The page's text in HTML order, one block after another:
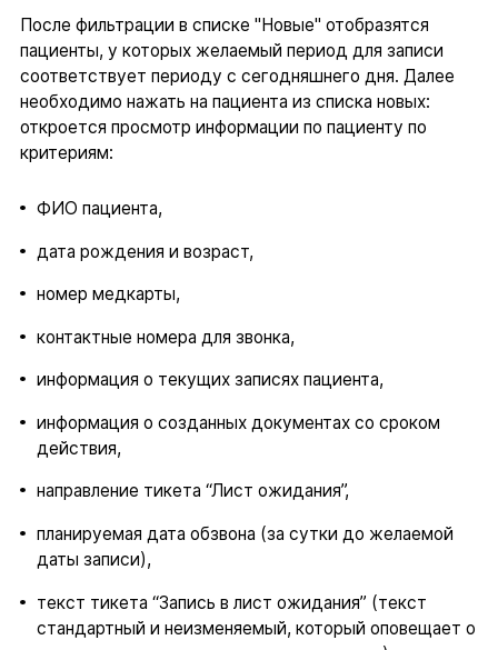
После фильтрации в списке "Новые" отобразятся
пациенты, у которых желаемый период для записи
соответствует периоду с сегодняшнего дня. Далее
необходимо нажать на пациента из списка новых:
откроется просмотр информации по пациенту по
критериям:
ФИО пациента,
дата рождения и возраст,
номер медкарты,
контактные номера для звонка,
информация о текущих записях пациента,
информация о созданных документах со сроком
действия,
направление тикета “Лист ожидания”,
планируемая дата обзвона (за сутки до желаемой
даты записи),
текст тикета “Запись в лист ожидания” (текст
стандартный и неизменяемый, который оповещает о